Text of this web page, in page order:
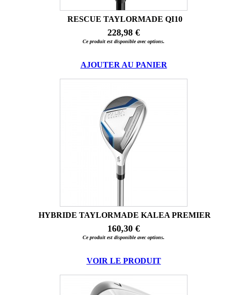
RESCUE TAYLORMADE QI10
228,98 €
Ce produit est disponible avec options.
AJOUTER AU PANIER
HYBRIDE TAYLORMADE KALEA PREMIER
160,30 €
Ce produit est disponible avec options.
VOIR LE PRODUIT